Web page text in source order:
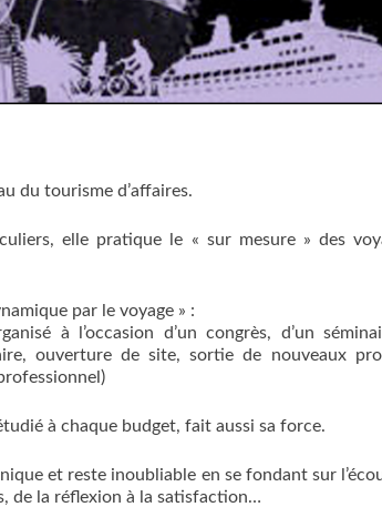
du tourisme d’affaires.
elle pratique le « sur mesure » des
par le voyage » :
à l’occasion d’un congrès, d’un
ouverture de site, sortie de nouveaux
à chaque budget, fait aussi sa force.
et reste inoubliable en se fondant sur
de la réflexion à la satisfaction…